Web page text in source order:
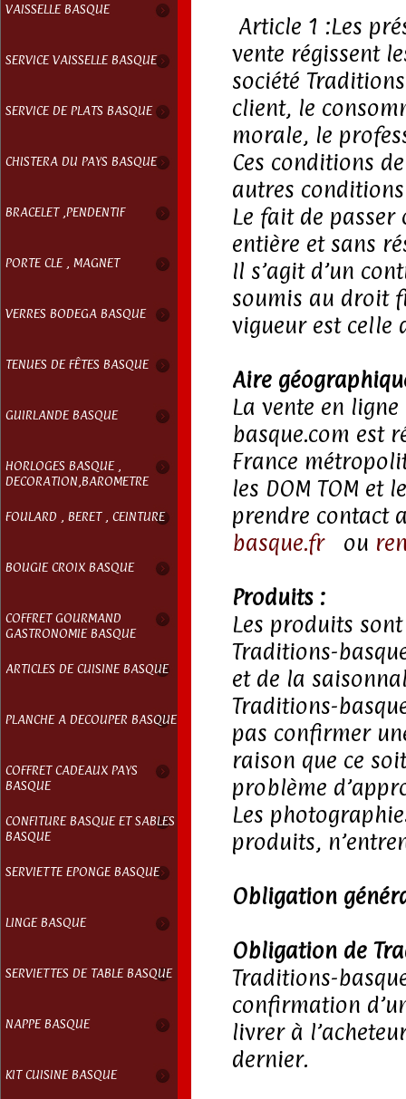
VAISSELLE BASQUE
SERVICE VAISSELLE BASQUE
SERVICE DE PLATS BASQUE
CHISTERA DU PAYS BASQUE
BRACELET ,PENDENTIF
PORTE CLE , MAGNET
VERRES BODEGA BASQUE
TENUES DE FÊTES BASQUE
GUIRLANDE BASQUE
HORLOGES BASQUE ,
DECORATION,BAROMETRE
FOULARD , BERET , CEINTURE
BOUGIE CROIX BASQUE
COFFRET GOURMAND
GASTRONOMIE BASQUE
ARTICLES DE CUISINE BASQUE
PLANCHE A DECOUPER BASQUE
COFFRET CADEAUX PAYS
BASQUE
CONFITURE BASQUE ET SABLES
BASQUE
SERVIETTE EPONGE BASQUE
LINGE BASQUE
SERVIETTES DE TABLE BASQUE
NAPPE BASQUE
KIT CUISINE BASQUE
Article 1 :Les
vente régissent
société
client, le
morale, le
Ces conditions
autres
Le fait de passer
entière et sans
Il s’agit d’un
soumis au droit
vigueur est celle
Aire
La vente en
basque.com est
France
les DOM TOM et
prendre contact
basque.frou
Produits :
Les produits
Traditions-
et de la
Traditions-
pas confirmer
raison que ce
problème
Les
produits,
Obligation
Obligation de
Traditions-
confirmation
livrer à
dernier.